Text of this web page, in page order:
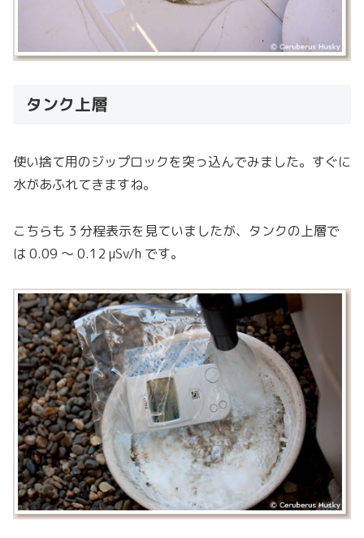
タンク上層
使い捨て用のジップロックを突っ込んでみました。すぐに
水があふれてきますね。
こちらも 3 分程表示を見ていましたが、タンクの上層で
は 0.09 〜 0.12 μSv/h です。